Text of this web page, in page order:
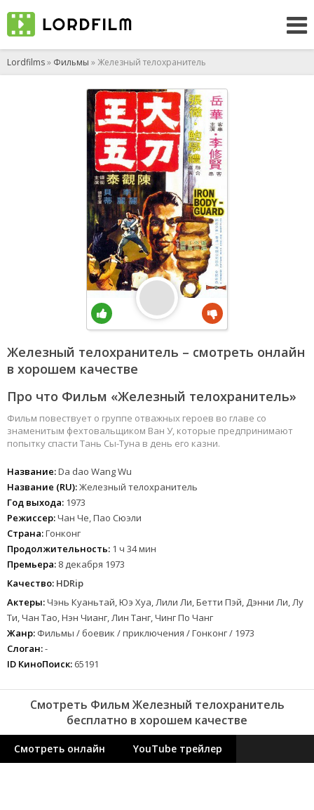
Lordfilms» Фильмы » Железный телохранитель
Железный телохранитель – смотреть онлайн
в хорошем качестве
Про что Фильм «Железный телохранитель»
Фильм повествует о группе отважных героев во главе со
знаменитым фехтовальщиком Ван У, которые предпринимают
попытку спасти Тань Сы-Туна в день его казни.
Название:Da dao Wang Wu
Название (RU):Железный телохранитель
Год выхода: 1973
Режиссер:Чан Че, Пао Сюэли
Страна:Гонконг
Продолжительность: 1 ч 34 мин
Премьера: 8 декабря 1973
Качество: HDRip
Актеры:Чэнь Куаньтай, Юэ Хуа, Лили Ли, Бетти Пэй, Дэнни Ли, Лу
Ти, Чан Тао, Нэн Чианг, Лин Танг, Чинг По Чанг
Жанр: Фильмы / боевик / приключения / Гонконг / 1973
Слоган:-
ID КиноПоиск: 65191
Смотреть Фильм Железный телохранитель
бесплатно в хорошем качестве
Смотреть онлайн YouTube трейлер